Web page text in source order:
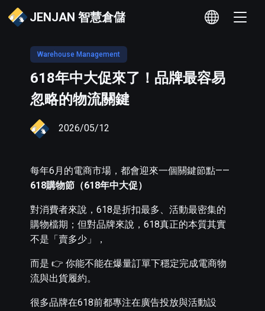
JENJAN 智慧倉儲
Warehouse Management
618年中大促來了！品牌最容易
忽略的物流關鍵
2026/05/12
每年6月的電商市場，都會迎來一個關鍵節點——
618購物節（618年中大促）
對消費者來說，618是折扣最多、活動最密集的
購物檔期；但對品牌來說，618真正的本質其實
不是「賣多少」，
而是 👉 你能不能在爆量訂單下穩定完成電商物
流與出貨履約。
很多品牌在618前都專注在廣告投放與活動設